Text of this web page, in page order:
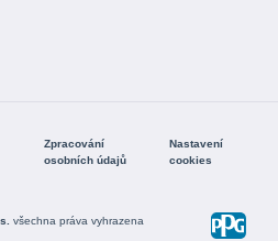
Zpracování
osobních údajů
Nastavení
cookies
všechna práva vyhrazena